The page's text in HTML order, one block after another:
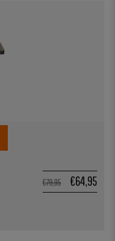
€79,95 €64,95